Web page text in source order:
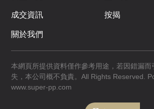
18
/
F
19
4房(2套)
$6,330.1萬
4房(1套)
A
1,515呎
4房(2套)
B
1,204呎
$5,012.3萬
成交資訊 按揭
關於我們
本網頁所提供資料僅作參考用途，若因錯漏而
失，本公司概不負責。All Rights Reserved.
www.super-pp.com